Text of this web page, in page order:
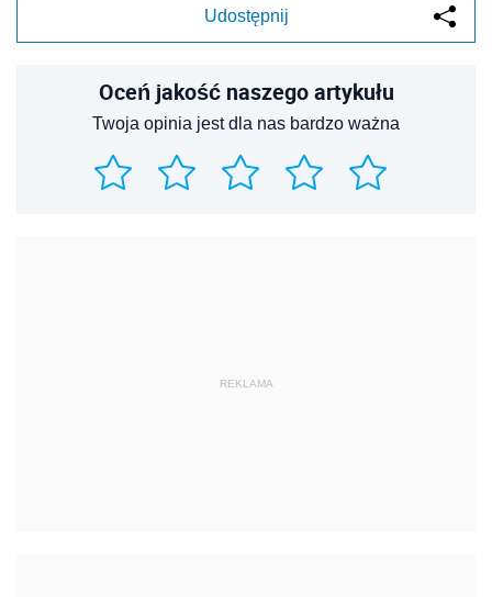
Udostępnij
Oceń jakość naszego artykułu
Twoja opinia jest dla nas bardzo ważna
REKLAMA